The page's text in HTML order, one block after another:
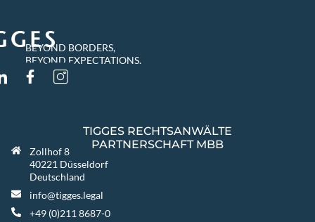
BEYOND BORDERS,
BEYOND EXPECTATIONS.
TIGGES RECHTSANWÄLTE
PARTNERSCHAFT MBB
Zollhof 8
40221 Düsseldorf
Deutschland
info@tigges.legal
+49 (0)211 8687-0